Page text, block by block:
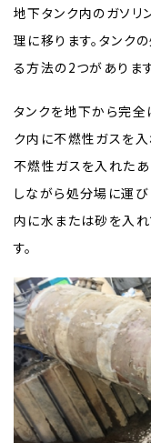
地下タンク内のガソリ
理に移ります。タンク
る方法の2つがあります
タンクを地下から完全
ク内に不燃性ガスを
不燃性ガスを入れたあ
しながら処分場に運び
内に水または砂を入れ
す。